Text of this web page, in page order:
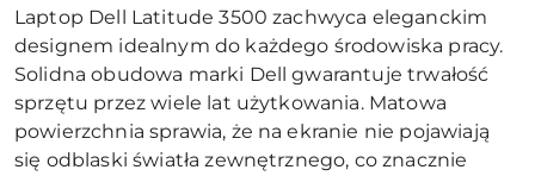
Laptop Dell Latitude 3500 zachwyca eleganckim
designem idealnym do każdego środowiska pracy.
Solidna obudowa marki Dell gwarantuje trwałość
sprzętu przez wiele lat użytkowania. Matowa
powierzchnia sprawia, że na ekranie nie pojawiają
się odblaski światła zewnętrznego, co znacznie